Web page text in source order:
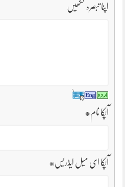
اپنا تبصرہ لکھیں
آپکا نام*
آپکا ای میل ایڈریس*